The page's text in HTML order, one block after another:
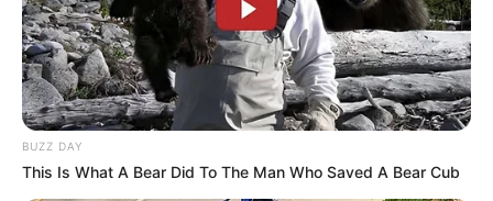
BUZZ DAY
This Is What A Bear Did To The Man Who Saved A Bear Cub